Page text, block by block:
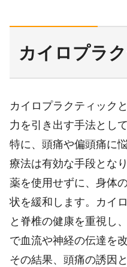
カイロプラ
カイロプラクティック
力を引き出す手法とし
特に、頭痛や偏頭痛に
療法は有効な手段となり
薬を使用せずに、身体
状を緩和します。カイ
と脊椎の健康を重視し
で血流や神経の伝達を
その結果、頭痛の誘因